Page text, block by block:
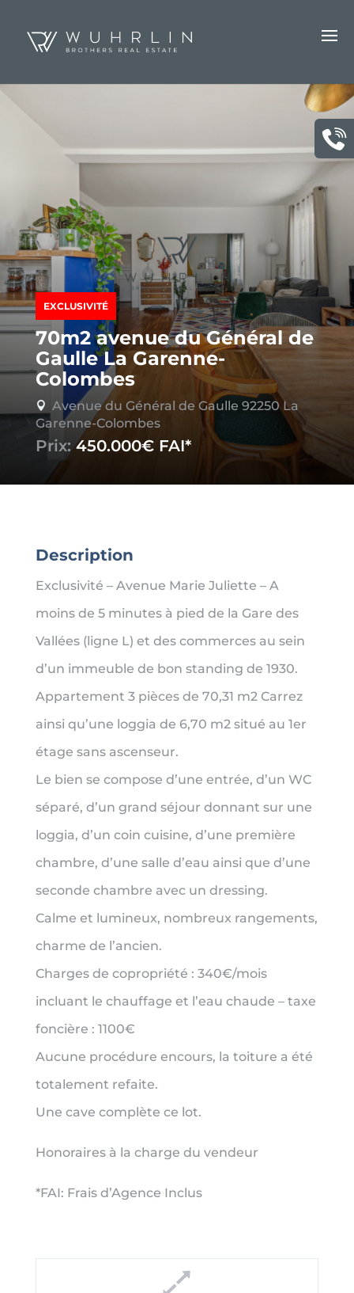
EXCLUSIVITÉ
70m2 avenue du Général de
Gaulle La Garenne-
Colombes

Avenue du Général de Gaulle 92250 La
Garenne-Colombes
Prix:450.000€
Description
Exclusivité – Avenue Marie Juliette – A
moins de 5 minutes à pied de la Gare des
Vallées (ligne L) et des commerces au sein
d’un immeuble de bon standing de 1930.
Appartement 3 pièces de 70,31 m2 Carrez
ainsi qu’une loggia de 6,70 m2 situé au 1er
étage sans ascenseur.
Le bien se compose d’une entrée, d’un WC
séparé, d’un grand séjour donnant sur une
loggia, d’un coin cuisine, d’une première
chambre, d’une salle d’eau ainsi que d’une
seconde chambre avec un dressing.
Calme et lumineux, nombreux rangements,
charme de l’ancien.
Charges de copropriété : 340€/mois
incluant le chauffage et l’eau chaude – taxe
foncière : 1100€
Aucune procédure encours, la toiture a été
totalement refaite.
Une cave complète ce lot.
Honoraires à la charge du vendeur
*FAI: Frais d’Agence Inclus